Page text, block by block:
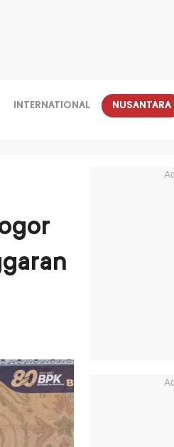
INTERNATIONAL NUSANTARA